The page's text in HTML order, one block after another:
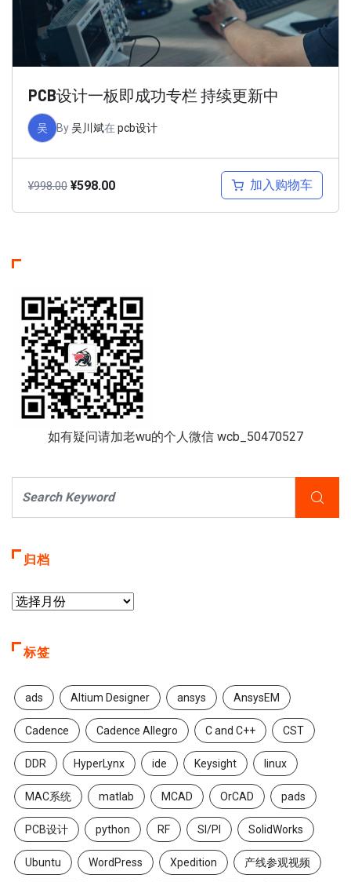
PCB设计一板即成功专栏 持续更新中
吴 By吴川斌在 pcb设计
¥998.00 ¥598.00 加入购物车
如有疑问请加老wu的个人微信 wcb_50470527
归档
标签
ads Altium Designer ansys AnsysEM
Cadence Cadence Allegro C and C++ CST
DDR HyperLynx ide Keysight linux
MAC系统 matlab MCAD OrCAD pads
PCB设计 python RF SI/PI SolidWorks
Ubuntu WordPress Xpedition 产线参观视频